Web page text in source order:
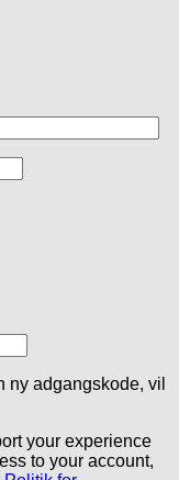
ny adgangskode, vil
your experience
to your account,